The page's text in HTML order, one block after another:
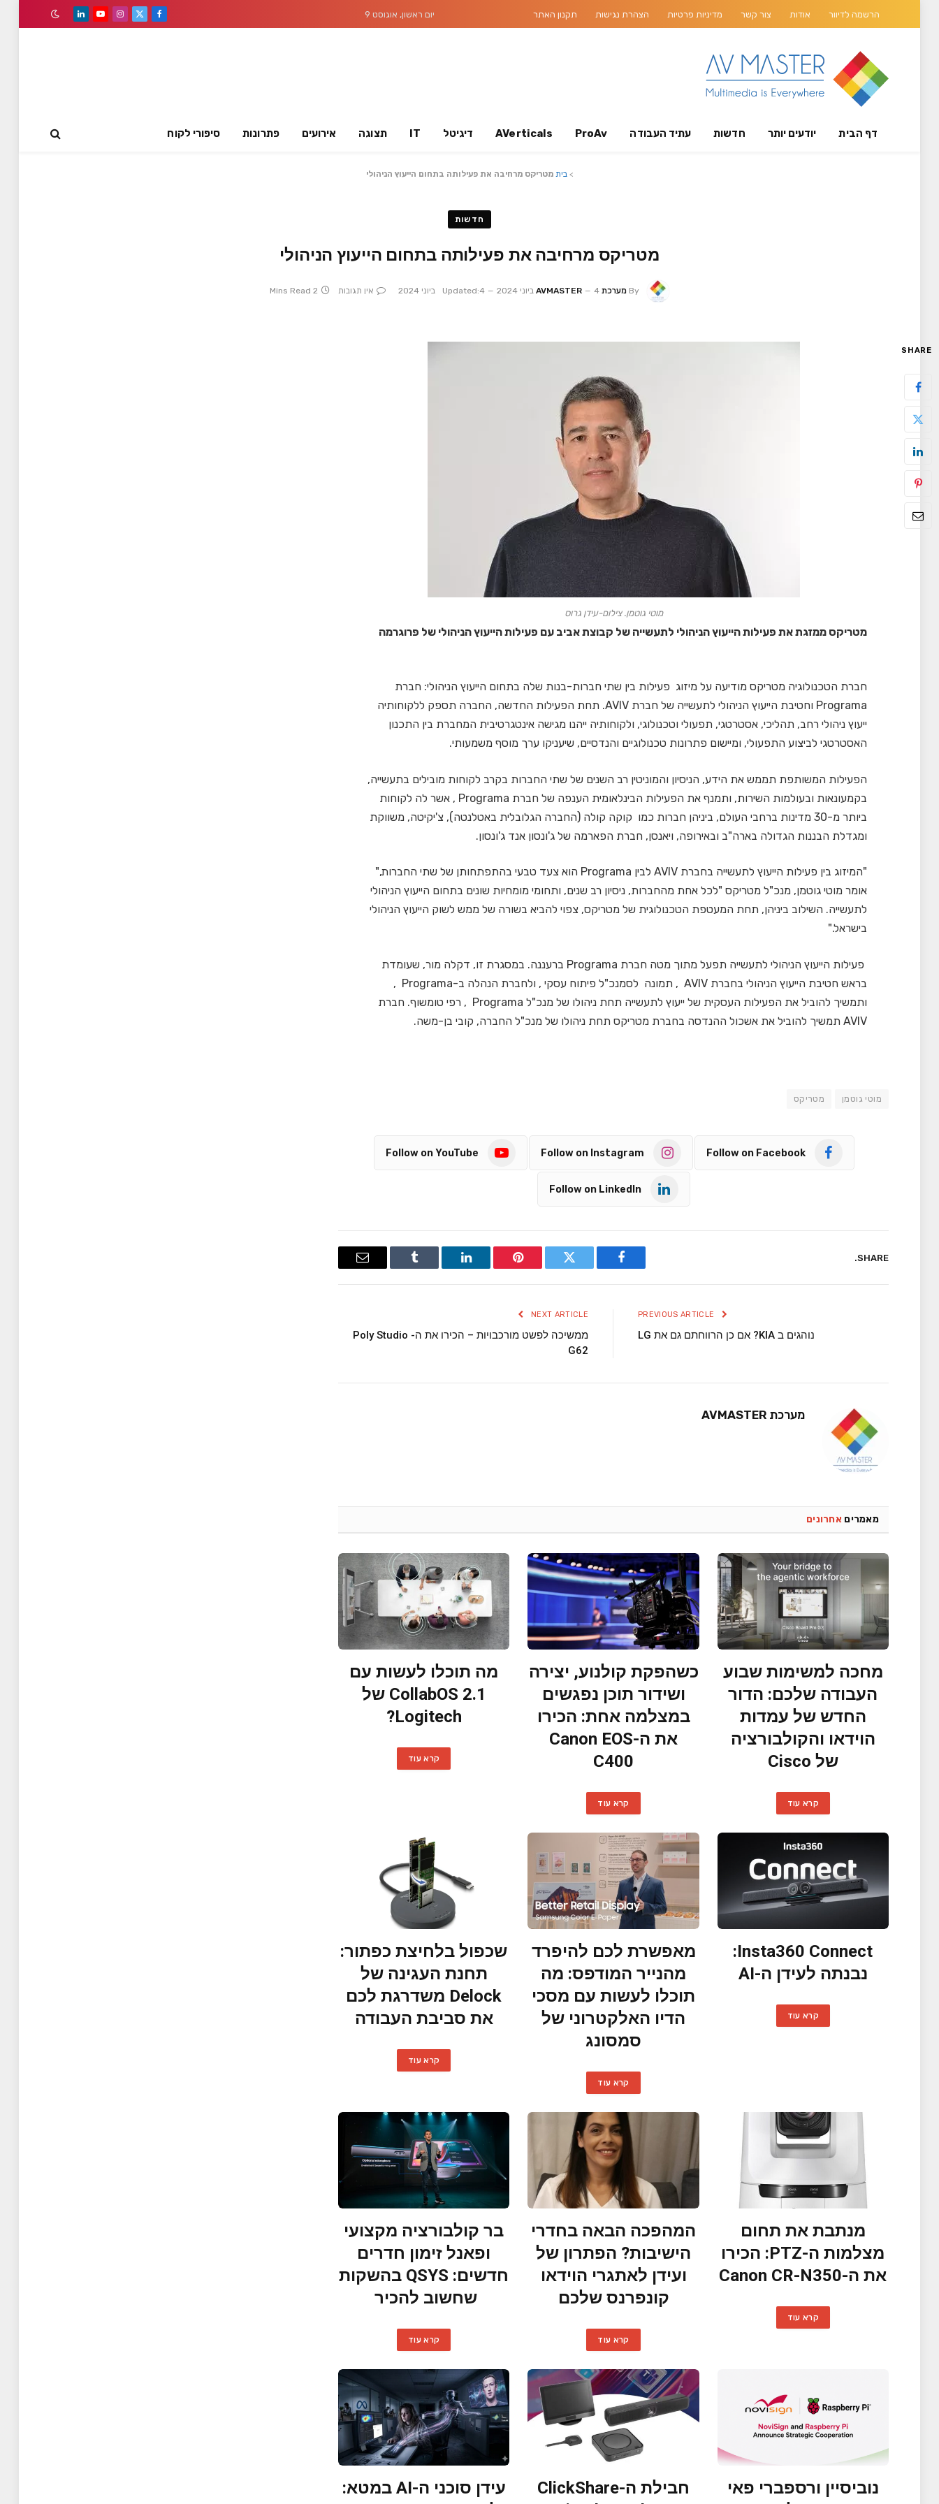
הרשמה לדיוור אודות צור קשר מדיניות פרטיות הצהרת נגישות תקנון האתר יום ראשון, אוגוסט 9
Facebook
X
Instagram
YouTube
LinkedIn
דף הבית יודעים יותר חדשות עתיד העבודה ProAv
AVerticals דיגיטל IT תצוגה אירועים פתרונות סיפורי לקוח
>בית מטריקס מרחיבה את פעילותה בתחום הייעוץ הניהולי
חדשות
מטריקס מרחיבה את פעילותה בתחום הייעוץ הניהולי
By מערכת AVMASTER 4 ביוני 2024 Updated:4 ביוני 2024 אין תגובות 2 Mins Read
SHARE
מוטי גוטמן. צילום-עידן גרוס
מטריקס ממזגת את פעילות הייעוץ הניהולי לתעשייה של קבוצת אביב עם פעילות הייעוץ הניהולי של פרוגרמה
חברת הטכנולוגיה מטריקס מודיעה על מיזוג פעילות בין שתי חברות-בנות שלה בתחום הייעוץ הניהולי: חברת
Programa וחטיבת הייעוץ הניהולי לתעשייה של חברת AVIV. תחת הפעילות החדשה, החברה תספק ללקוחותיה
ייעוץ ניהולי רחב, תהליכי, אסטרטגי, תפעולי וטכנולוגי, ולקוחותיה ייהנו מגישה אינטגרטיבית המחברת בין התכנון
האסטרטגי לביצוע התפעולי, ומיישום פתרונות טכנולוגיים והנדסיים, שיעניקו ערך מוסף משמעותי.
הפעילות המשותפת תממש את הידע, הניסיון והמוניטין רב השנים של שתי החברות בקרב לקוחות מובילים בתעשייה,
בקמעונאות ובעולמות השירות, ותמנף את הפעילות הבינלאומית הענפה של חברת Programa , אשר לה לקוחות
ביותר מ-30 מדינות ברחבי העולם, ביניהן חברות כמו קוקה קולה (החברה הגלובלית באטלנטה), צ'יקיטה, משווקת
ומגדלת הבננות הגדולה בארה"ב ובאירופה, ויאנסן, חברת הפארמה של ג'ונסון אנד ג'ונסון.
"המיזוג בין פעילות הייעוץ לתעשייה בחברת AVIV לבין Programa הוא צעד טבעי בהתפתחותן של שתי החברות,"
אומר מוטי גוטמן, מנכ"ל מטריקס "לכל אחת מהחברות, ניסיון רב שנים, ותחומי מומחיות שונים בתחום הייעוץ הניהולי
לתעשייה. השילוב ביניהן, תחת המעטפת הטכנולוגית של מטריקס, צפוי להביא בשורה של ממש לשוק הייעוץ הניהולי
בישראל."
פעילות הייעוץ הניהולי לתעשייה תפעל מתוך מטה חברת Programa ברעננה. במסגרת זו, דקלה מור, שעומדת
בראש חטיבת הייעוץ הניהולי בחברת AVIV , תמונה לסמנכ"ל פיתוח עסקי , ולחברת הנהלה ב-Programa ,
ותמשיך להוביל את הפעילות העסקית של ייעוץ לתעשייה תחת ניהולו של מנכ"ל Programa , רפי טומשוף. חברת
AVIV תמשיך להוביל את אשכול ההנדסה בחברת מטריקס תחת ניהולו של מנכ"ל החברה, קובי בן-משה.
מוטי גוטמן מטריקס
Follow on Facebook
Follow on Instagram
Follow on YouTube
Follow on LinkedIn
SHARE.
Facebook
Twitter
Pinterest
LinkedIn
Tumblr
Email
נוהגים ב KIA? אם כן הרווחתם גם את LG
NEXT ARTICLE
ממשיכה לפשט מורכבויות – הכירו את ה- Poly Studio
G62
מערכת AVMASTER
מאמרים אחרונים
מחכה למשימות שבוע
העבודה שלכם: הדור
החדש של עמדות
הוידאו והקולבורציה
של Cisco
קרא עוד
כשהפקת קולנוע, יצירה
ושידור תוכן נפגשים
במצלמה אחת: הכירו
את ה-Canon EOS
C400
קרא עוד
מה תוכלו לעשות עם
CollabOS 2.1 של
Logitech?
קרא עוד
Insta360 Connect:
נבנתה לעידן ה-AI
קרא עוד
מאפשרת לכם להיפרד
מהנייר המודפס: מה
תוכלו לעשות עם מסכי
הדיו האלקטרוני של
סמסונג
קרא עוד
שכפול בלחיצת כפתור:
תחנת העגינה של
Delock משדרגת לכם
את סביבת העבודה
קרא עוד
מנתבת את תחום
מצלמות ה-PTZ: הכירו
את ה-Canon CR-N350
קרא עוד
המהפכה הבאה בחדרי
הישיבות? הפתרון של
ועידן לאתגרי הוידאו
קונפרנס שלכם
קרא עוד
בר קולבורציה מקצועי
ופאנל זימון חדרים
חדשים: QSYS בהשקות
שחשוב להכיר
קרא עוד
נוביסיין ורספברי פאי
חבילת ה-ClickShare
עידן סוכני ה-AI במטא: